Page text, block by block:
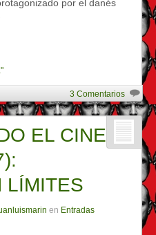
por el danés
3 Comentarios
EL CINE
LÍMITES
en Entradas